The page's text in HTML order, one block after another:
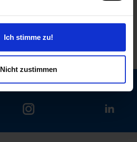
Ich stimme zu!
Nicht zustimmen